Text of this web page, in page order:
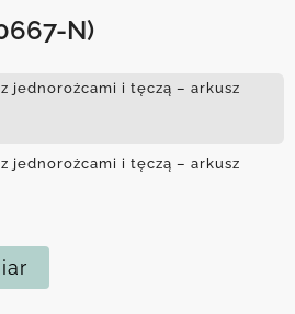
N)
jednorożcami i tęczą – arkusz
jednorożcami i tęczą – arkusz